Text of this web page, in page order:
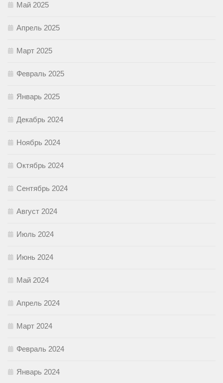
Май 2025
Апрель 2025
Март 2025
Февраль 2025
Январь 2025
Декабрь 2024
Ноябрь 2024
Октябрь 2024
Сентябрь 2024
Август 2024
Июль 2024
Июнь 2024
Май 2024
Апрель 2024
Март 2024
Февраль 2024
Январь 2024